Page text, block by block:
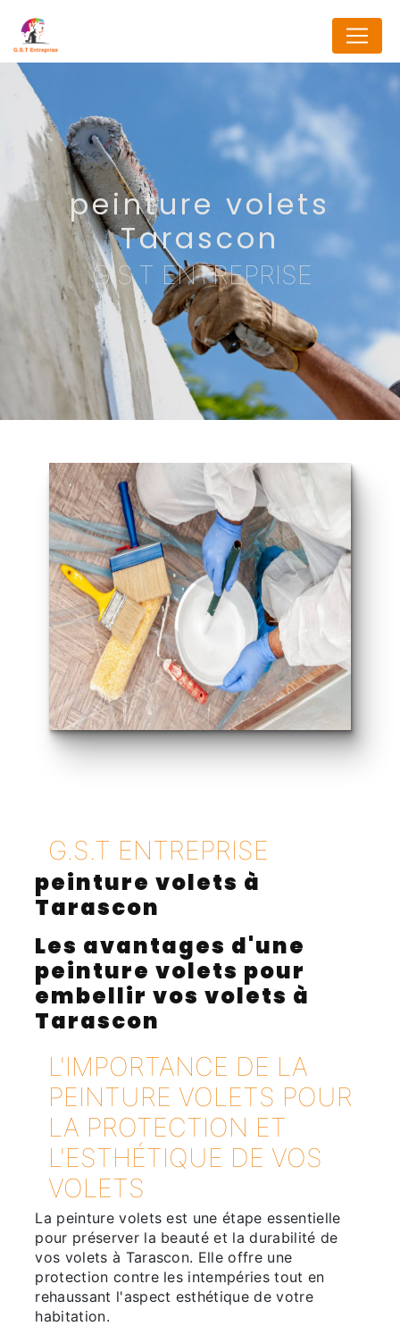
peinture volets
Tarascon
G.S.T ENTREPRISE
G.S.T ENTREPRISE
peinture volets à
Tarascon
Les avantages d'une
peinture volets pour
embellir vos volets à
Tarascon
L'IMPORTANCE DE LA
PEINTURE VOLETS POUR
LA PROTECTION ET
L'ESTHÉTIQUE DE VOS
VOLETS
La peinture volets est une étape essentielle
pour préserver la beauté et la durabilité de
vos volets à Tarascon. Elle offre une
protection contre les intempéries tout en
rehaussant l'aspect esthétique de votre
habitation.